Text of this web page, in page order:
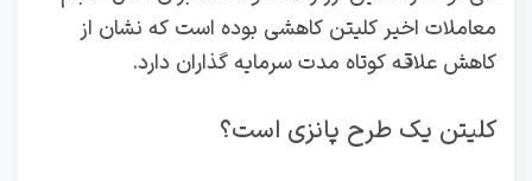
معاملات اخیر کلیتن کاهشی بوده است که نشان از
کاهش علاقه کوتاه‌ مدت سرمایه‌ گذاران دارد.
کلیتن یک طرح پانزی است؟